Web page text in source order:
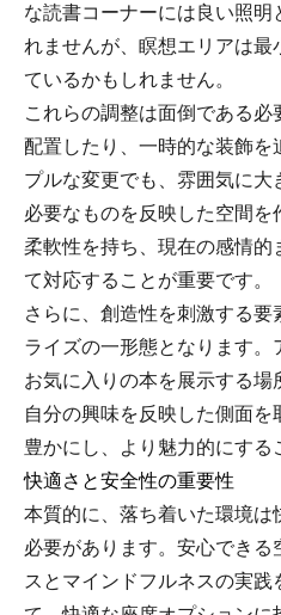
な読書コーナーには良い照
れませんが、瞑想エリアは最
ているかもしれません。
これらの調整は面倒である
配置したり、一時的な装飾
プルな変更でも、雰囲気に
必要なものを反映した空間を
柔軟性を持ち、現在の感情的
て対応することが重要です。
さらに、創造性を刺激する
ライズの一形態となります
お気に入りの本を展示する場
自分の興味を反映した側面
豊かにし、より魅力的にする
快適さと安全性の重要性
本質的に、落ち着いた環境は
必要があります。安心できる
スとマインドフルネスの実